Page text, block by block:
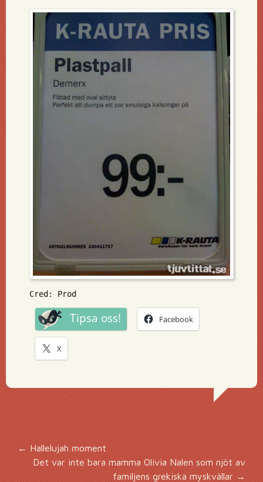
Cred: Prod
Tipsa oss! Facebook
X
Inläggsnavigering
←Hallelujah moment
Det var inte bara mamma Olivia Nalen som njöt av
familjens grekiska myskvällar →